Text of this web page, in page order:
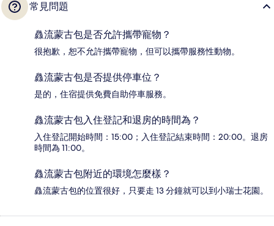
常見問題
灥流蒙古包是否允許攜帶寵物？
很抱歉，恕不允許攜帶寵物，但可以攜帶服務性動物。
灥流蒙古包是否提供停車位？
是的，住宿提供免費自助停車服務。
灥流蒙古包入住登記和退房的時間為？
入住登記開始時間：15:00；入住登記結束時間：20:00。退房
時間為 11:00。
灥流蒙古包附近的環境怎麼樣？
灥流蒙古包的位置很好，只要走 13 分鐘就可以到小瑞士花園。